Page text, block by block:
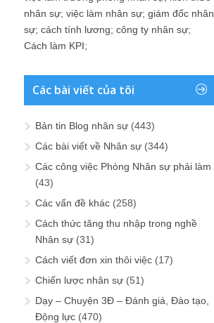
nhân sự; việc làm nhân sự; giám đốc nhân
sự; cách tính lương; công ty nhân sự;
Cách làm KPI;
Các bài viết của tôi
Bản tin Blog nhân sự (443)
Các bài viết về Nhân sự (344)
Các công việc Phòng Nhân sự phải làm
(43)
Các vấn đề khác (258)
Cách thức tăng thu nhập trong nghề
Nhân sự (31)
Cách viết đơn xin thôi việc (17)
Chiến lược nhân sự (51)
Dạy – Chuyện 3Đ – Đánh giá, Đào tạo,
Động lực (470)